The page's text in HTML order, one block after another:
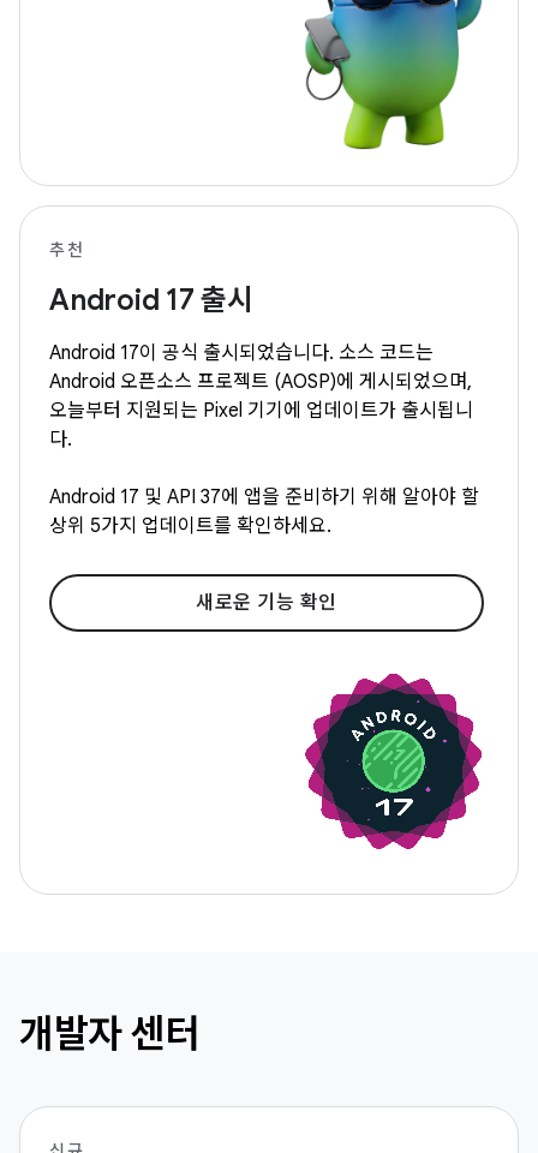
추천
Android 17 출시
Android 17이 공식 출시되었습니다. 소스 코드는
Android 오픈소스 프로젝트 (AOSP)에 게시되었으며,
오늘부터 지원되는 Pixel 기기에 업데이트가 출시됩니
다.
Android 17 및 API 37에 앱을 준비하기 위해 알아야 할
상위 5가지 업데이트를 확인하세요.
새로운 기능 확인
개발자 센터